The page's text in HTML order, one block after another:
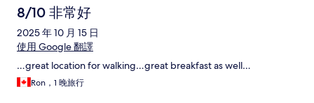
8/10 非常好
2025 年 10 月 15 日
使用 Google 翻譯
…great location for walking…great breakfast as well…
Ron，1 晚旅行